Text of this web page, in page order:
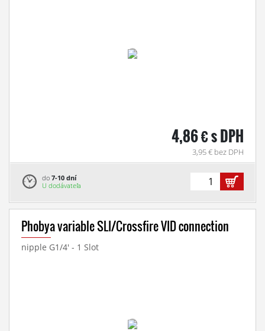
4,86 € s DPH
3,95 € bez DPH
do 7-10 dní
U dodávateľa
Phobya variable SLI/Crossfire VID connection
nipple G1/4' - 1 Slot